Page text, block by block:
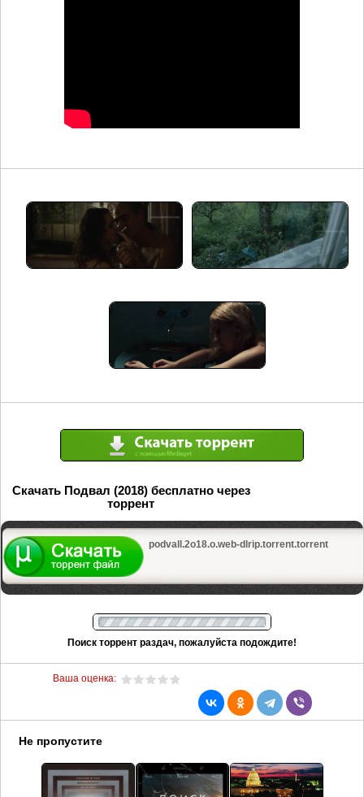
Скачать Подвал (2018) бесплатно через
торрент
podvall.2o18.o.web-dlrip.torrent.torrent
Поиск торрент раздач, пожалуйста подождите!
Ваша оценка:
Не пропустите